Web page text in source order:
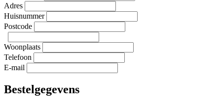
Adres
Huisnummer
Postcode
Woonplaats
Telefoon
E-mail
Bestelgegevens